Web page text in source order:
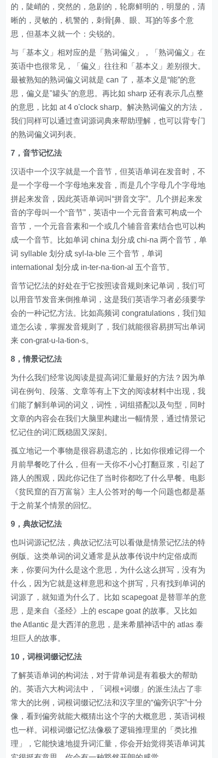
的，陡峭的，突然的，急剧的，轮廓鲜明的，明显的，清
晰的，灵敏的，机警的，刺骨[鼻、眼、耳]的等多个意
思，但基本义就一个：尖锐的。
与「基本义」相对应的是「熟词偏义」，「熟词偏义」在
英语中也很常见，「偏义」往往和「基本义」差别很大。
最被熟知的熟词偏义词就是 can 了，基本义是“能”的意
思，偏义是"罐头"的意思。再比如 sharp 还有表示几点整
的意思，比如 at 4 o'clock sharp。解决熟词偏义的方法，
我们同样可以通过查词源词典来帮助理解，也可以背专门
的熟词偏义词列表。
7，音节记忆法
汉语中一个汉字就是一个音节，但英语单词在发音时，不
是一个字母一个字母地来发音，而是几个字母几个字母地
拼起来发音，因此英语单词叫“拼音文字”。几个拼起来发
音的字母叫一个“音节”，英语中一个元音音素可构成一个
音节，一个元音音素和一个或几个辅音音素结合也可以构
成一个音节。比如单词 china 划分成 chi-na 两个音节，单
词 syllable 划分成 syl-la-ble 三个音节，单词
international 划分成 in-ter-na-tion-al 五个音节。
音节记忆法的好处在于它按照读音规则来记单词，我们可
以用音节发音来倒推单词，这是我们英语学习者必须要学
会的一种记忆方法。比如高频词 congratulations，我们知
道怎么读，掌握发音规则了，我们就能很容易拼写出单词
来 con-grat-u-la-tion-s。
8，情景记忆法
为什么我们经常说阅读是提高词汇量最好的方法？因为单
词在例句、段落、文章等有上下文的阅读材料中出现，我
们能了解到单词的词义，词性，词组搭配以及句型，同时
文章的内容会在我们大脑里构建出一幅情景，通过情景记
忆记住的词汇既稳固又深刻。
孤立地记一个事物是很容易遗忘的，比如你很难记得一个
月前早餐吃了什么，但有一天你不小心打翻豆浆，引起了
路人的围观，因此你记住了当时你都吃了什么早餐。电影
《贫民窟的百万富翁》主人公答对的每一个问题也都是基
于之前某个情景的回忆。
9，典故记忆法
也叫词源记忆法，典故记忆法可以看做是情景记忆法的特
例版。这类单词的词义通常是从故事传说中约定俗成而
来，你要问为什么是这个意思，为什么这么拼写，没有为
什么，因为它就是这样意思和这个拼写，只有找到单词的
词源了，就知道为什么了。比如 scapegoat 是替罪羊的意
思，是来自《圣经》上的 escape goat 的故事。又比如
the Atlantic 是大西洋的意思，是来希腊神话中的 atlas 泰
坦巨人的故事。
10，词根词缀记忆法
了解英语单词的构词法，对于背单词是有着极大的帮助
的。英语六大构词法中，「词根+词缀」的派生法占了非
常大的比例，词根词缀记忆法和汉字里的“偏旁识字”十分
像，看到偏旁就能大概猜出这个字的大概意思，英语词根
也一样。词根词缀记忆法像极了逻辑推理里的「类比推
理」，它能快速地提升词汇量，你会开始觉得英语单词其